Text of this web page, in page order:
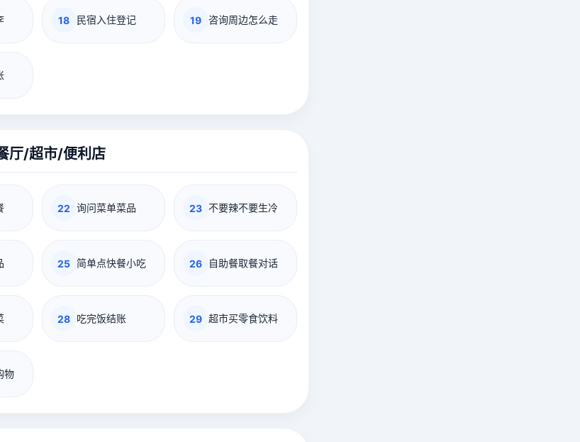
18 民宿入住登记 19 咨询周边怎么走
厅/超市/便利店
22 询问菜单菜品 23 不要辣不要生冷
25 简单点快餐小吃 26 自助餐取餐对话
28 吃完饭结账 29 超市买零食饮料
物